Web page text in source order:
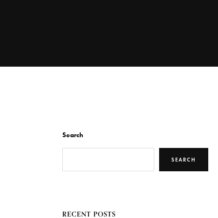
Search
SEARCH
RECENT POSTS